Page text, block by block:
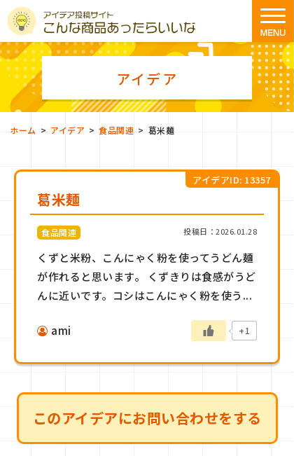
アイデア
ホーム > アイデア > 食品関連 > 葛米麺
葛米麺
アイデアID: 13357
食品関連 投稿日：2026.01.28
くずと米粉、こんにゃく粉を使ってうどん麺
が作れると思います。 くずきりは食感がうど
んに近いです。コシはこんにゃく粉を使う...
ami +1
このアイデアにお問い合わせをする